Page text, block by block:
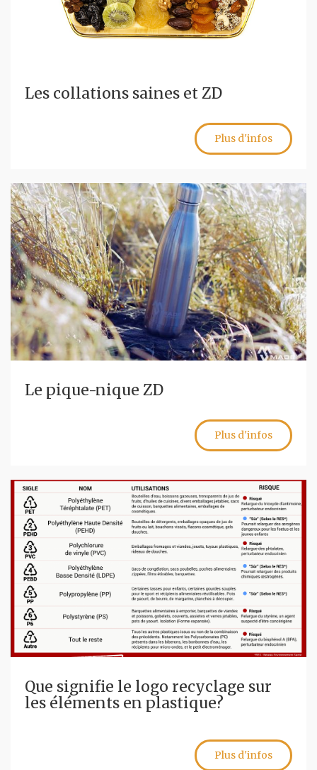
Les collations saines et ZD
Plus d'infos
Le pique-nique ZD
Plus d'infos
Que signifie le logo recyclage sur
les éléments en plastique?
Plus d'infos